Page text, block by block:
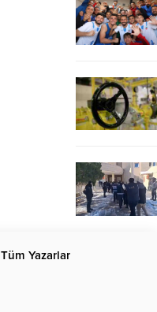
Tüm Yazarlar